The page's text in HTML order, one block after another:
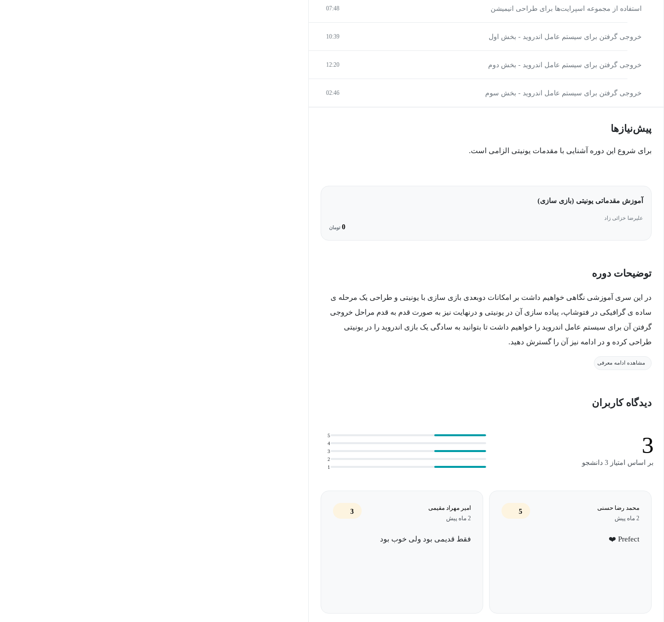
استفاده از مجموعه اسپرایت‌ها برای طراحی انیمیشن 07:48
خروجی گرفتن برای سیستم عامل اندروید - بخش اول 10:39
خروجی گرفتن برای سیستم عامل اندروید - بخش دوم 12:20
خروجی گرفتن برای سیستم عامل اندروید - بخش سوم 02:46
پیش‌نیاز‌ها
برای شروع این دوره آشنایی با مقدمات یونیتی الزامی است.
آموزش مقدماتی یونیتی (بازی سازی)
علیرضا خزائی زاد
0 تومان
توضیحات دوره
در این سری آموزشی نگاهی خواهیم داشت بر امکانات دوبعدی بازی سازی با یونیتی و طراحی یک مرحله ی
ساده ی گرافیکی در فتوشاپ، پیاده سازی آن در یونیتی و درنهایت نیز به صورت قدم به قدم مراحل خروجی
گرفتن آن برای سیستم عامل اندروید را خواهیم داشت تا بتوانید به سادگی یک بازی اندروید را در یونیتی
طراحی کرده و در ادامه نیز آن را گسترش دهید.
مشاهده ادامه معرفی
دیدگاه کاربران
3
بر اساس امتیاز 3 دانشجو
1
2
3
4
5
محمد رضا حسنی
2 ماه پیش
5
Prefect ❤️
امیر مهراد مقیمی
2 ماه پیش
3
فقط قدیمی بود ولی خوب بود